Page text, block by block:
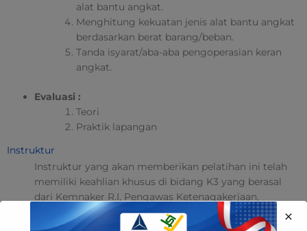
alat bantu angkat.
Menghitung kekuatan jenis alat bantu angkat
berdasarkan berat barang/beban.
Tanda isyarat/aba-aba pengoperasian keran
angkat.
Evaluasi :
Teori
Praktik lapangan
Instruktur
Instruktur yang akan memberikan pelatihan ini telah
memiliki keahlian khusus di bidang K3 yang berasal
dari Kemnaker R.I, Pengawas Ketenagakerjaan,
Perguruan Tinggi, dan Tenaga Ahli Bersertifikat TOT
ARAI yang telah mendapat persetujuan dari Direktur